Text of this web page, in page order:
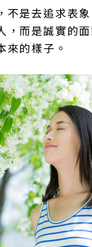
不是去追求表
，而是誠實的
來的樣子。